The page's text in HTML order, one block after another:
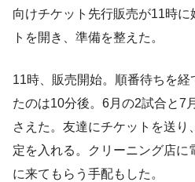
向けチケット先行販売が11時に
トを開き、準備を整えた。
11時、販売開始。順番待ちを
たのは10分後。6月の2試合と7
さえた。友達にチケットを送り
定を入れる。クリーニング店に
に来てもらう手配もした。